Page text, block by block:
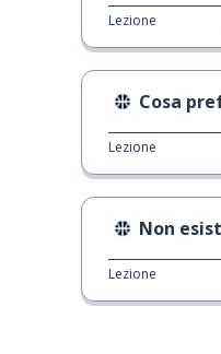
Lezione
Cosa
Lezione
Non esiste
Lezione